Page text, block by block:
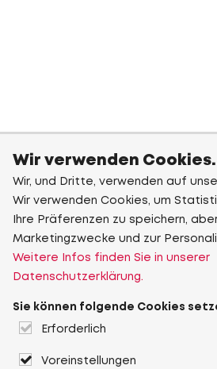
Wir verwenden Cookies.
Wir, und Dritte, verwenden auf
Wir verwenden Cookies, um
Ihre Präferenzen zu speichern,
Marketingzwecke und zur
Weitere Infos finden Sie in unserer
Datenschutzerklärung.
Sie können folgende Cookies
Erforderlich
Voreinstellungen